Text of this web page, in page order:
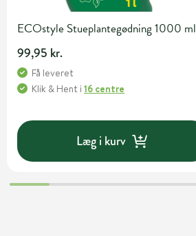
ECOstyle Stueplantegødning 1000 ml
99,95 kr.
Få leveret
Klik & Hent i 16 centre
Læg i kurv